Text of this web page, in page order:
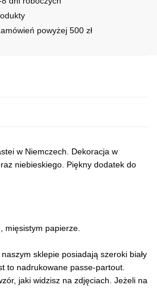
powyżej 500 zł
w Niemczech. Dekoracja w
niebieskiego. Piękny dodatek do
mięsistym papierze.
sklepie posiadają szeroki biały
to nadrukowane passe-partout.
jaki widzisz na zdjęciach. Jeżeli na